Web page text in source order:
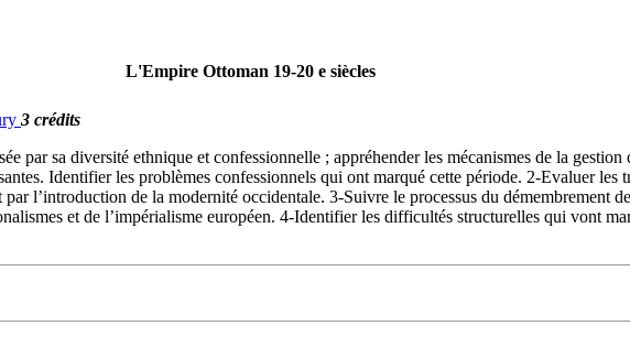
L'Empire Ottoman 19-20 e siècles
3 crédits
par sa diversité ethnique et confessionnelle ; appréhender les mécanismes de la
Identifier les problèmes confessionnels qui ont marqué cette période. 2-Evaluer les
l’introduction de la modernité occidentale. 3-Suivre le processus du démembrement
et de l’impérialisme européen. 4-Identifier les difficultés structurelles qui vont